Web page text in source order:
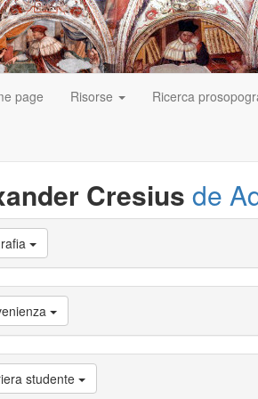
page Risorse Ricerca
Cresius de
studente